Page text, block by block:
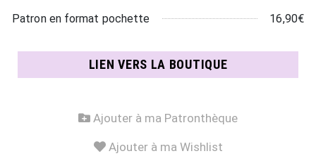
Patron en format pochette 16,90€
LIEN VERS LA BOUTIQUE
Ajouter à ma Patronthèque
Ajouter à ma Wishlist